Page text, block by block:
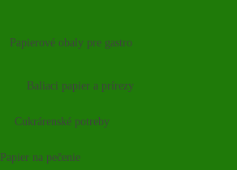
Papierové obaly pre gastro
Baliaci papier a prírezy
Cukrárenské potreby
Papier na pečenie